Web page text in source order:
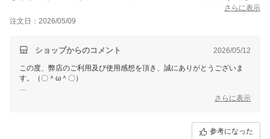
す。また、熱くないのでお風呂上がりでも快適に使用できます。
ただ、折りたたみの部分は想像以上に固かったです。これから使
用していき緩くなることを期待します。
さらに表示
注文日：2026/05/09
ショップからのコメント 2026/05/12
この度、弊店のご利用及び使用感想を頂き、誠にありがとうございま
す。（〇＾ω＾〇）
ご多用にもかかわらず、丁寧なご使用感想をいただき本当に嬉しい限り
お買い上げ商品は少しでもお客様のお役に立てれば幸いです。
これからもまた何がございましたら、是非お気軽にショップまでお問い
さらに表示
参考になった